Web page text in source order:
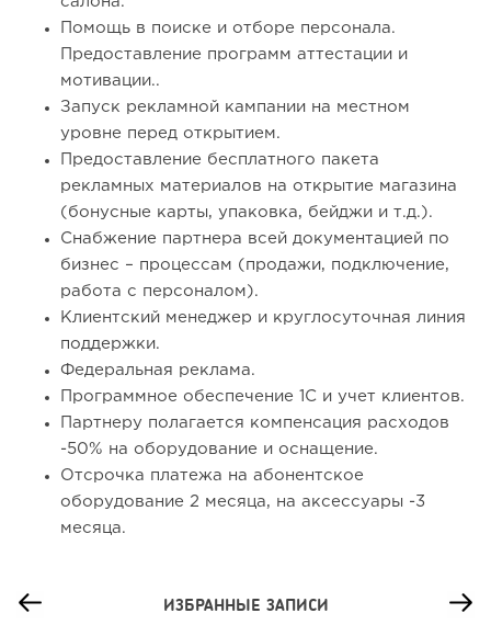
Помощь в поиске и отборе персонала.
Предоставление программ аттестации и
мотивации..
Запуск рекламной кампании на местном
уровне перед открытием.
Предоставление бесплатного пакета
рекламных материалов на открытие магазина
(бонусные карты, упаковка, бейджи и т.д.).
Снабжение партнера всей документацией по
бизнес – процессам (продажи, подключение,
работа с персоналом).
Клиентский менеджер и круглосуточная линия
поддержки.
Федеральная реклама.
Программное обеспечение 1С и учет клиентов.
Партнеру полагается компенсация расходов
-50% на оборудование и оснащение.
Отсрочка платежа на абонентское
оборудование 2 месяца, на аксессуары -3
месяца.
ИЗБРАННЫЕ ЗАПИСИ